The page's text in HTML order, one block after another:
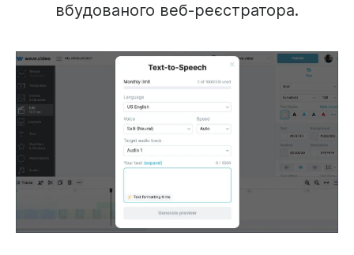
вбудованого веб-реєстратора.